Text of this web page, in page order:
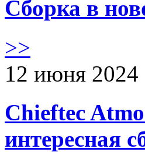
Сборка в
>>
12 июня 2024
Chieftec
интересная